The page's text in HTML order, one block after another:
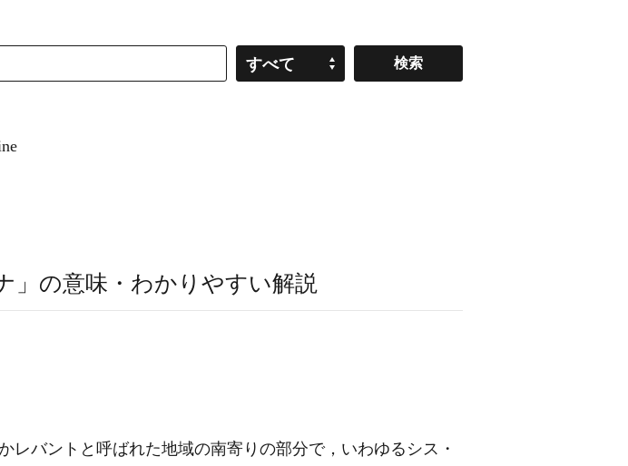
すべて
」の意味・わかりやすい解説
バントと呼ばれた地域の南寄りの部分で，いわゆるシス・